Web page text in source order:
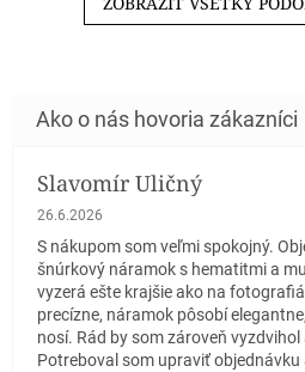
Slavomír Uličný
Hodnotenie obchodu je 5 z 5
26.6.2026
S nákupom som veľmi spokojný.
šnúrkový náramok s hematitmi a
vyzerá ešte krajšie ako na
precízne, náramok pôsobí
nosí. Rád by som zároveň
Potreboval som upraviť objednávku